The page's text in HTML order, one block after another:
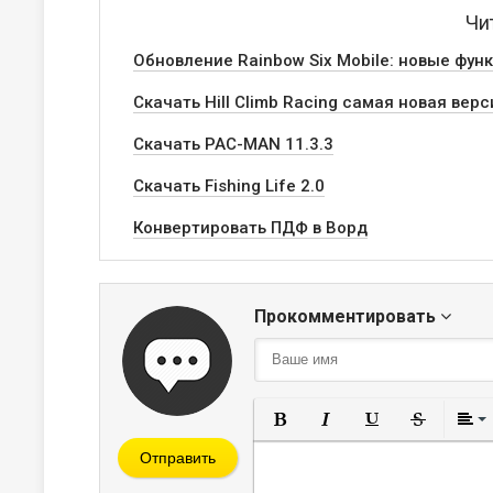
Обновление Rainbow Six Mobile: новые
Скачать Hill Climb Racing самая новая
Скачать PAC-MAN 11.3.3
Скачать Fishing Life 2.0
Конвертировать ПДФ в Ворд
Прокомментировать
Полужирный
Курсив
Отправить